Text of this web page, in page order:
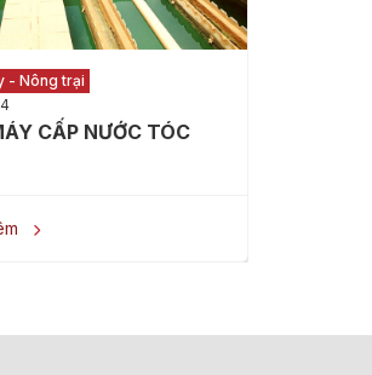
- Nông trại
CẤP NƯỚC TÓC
